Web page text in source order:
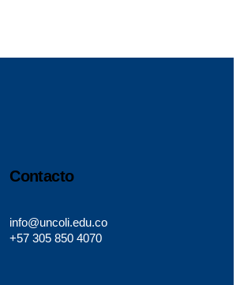
Contacto
info@uncoli.edu.co
+57 305 850 4070